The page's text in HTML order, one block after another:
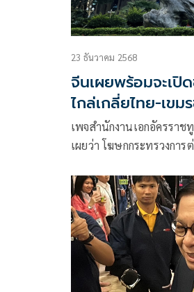
23 ธันวาคม 2568
จีนเผยพร้อมจะเปิ
ไกล่เกลี่ยไทย-เข
โอกาสอันเหมาะสม
เพจสำนักงานเอกอัครรา
เผยว่า โฆษกกระทรวงกา